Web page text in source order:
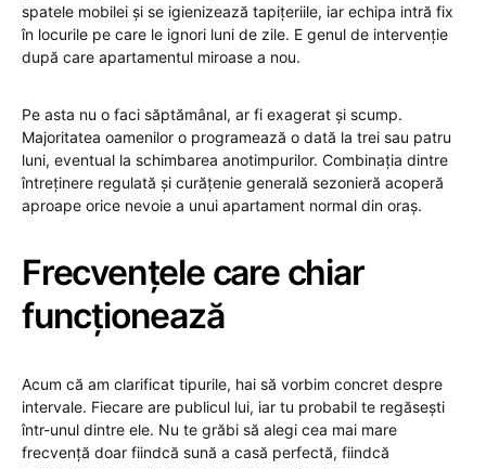
spatele mobilei și se igienizează tapițeriile, iar echipa intră fix
în locurile pe care le ignori luni de zile. E genul de intervenție
după care apartamentul miroase a nou.
Pe asta nu o faci săptămânal, ar fi exagerat și scump.
Majoritatea oamenilor o programează o dată la trei sau patru
luni, eventual la schimbarea anotimpurilor. Combinația dintre
întreținere regulată și curățenie generală sezonieră acoperă
aproape orice nevoie a unui apartament normal din oraș.
Frecvențele care chiar
funcționează
Acum că am clarificat tipurile, hai să vorbim concret despre
intervale. Fiecare are publicul lui, iar tu probabil te regăsești
într-unul dintre ele. Nu te grăbi să alegi cea mai mare
frecvență doar fiindcă sună a casă perfectă, fiindcă